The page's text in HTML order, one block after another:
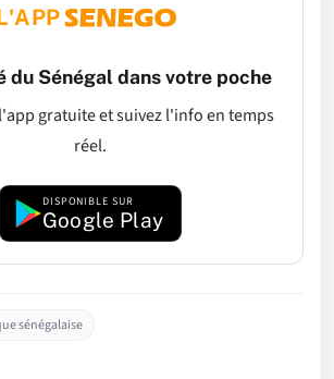
du Sénégal dans votre poche
gratuite et suivez l'info en temps
réel.
DISPONIBLE SUR
Google Play
sénégalaise